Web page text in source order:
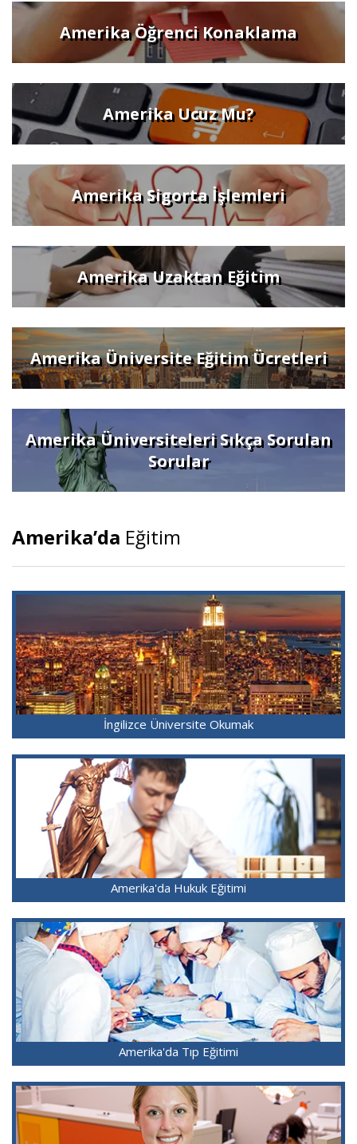
Amerika Öğrenci Konaklama
Amerika Ucuz Mu?
Amerika Sigorta İşlemleri
Amerika Uzaktan Eğitim
Amerika Üniversite Eğitim Ücretleri
Amerika Üniversiteleri Sıkça Sorulan
Sorular
Amerika’da Eğitim
İngilizce Üniversite Okumak
Amerika'da Hukuk Eğitimi
Amerika'da Tıp Eğitimi